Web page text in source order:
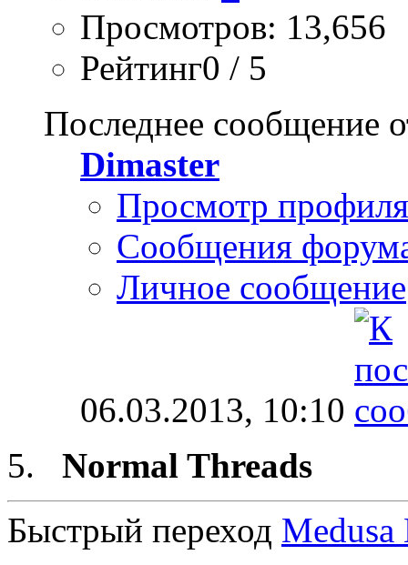
Просмотров: 13,656
Рейтинг0 / 5
Последнее сообщение
Dimaster
Просмотр профиля
Сообщения
Личное сообщение
06.03.2013, 10:10
Normal Threads
Быстрый переход Medusa